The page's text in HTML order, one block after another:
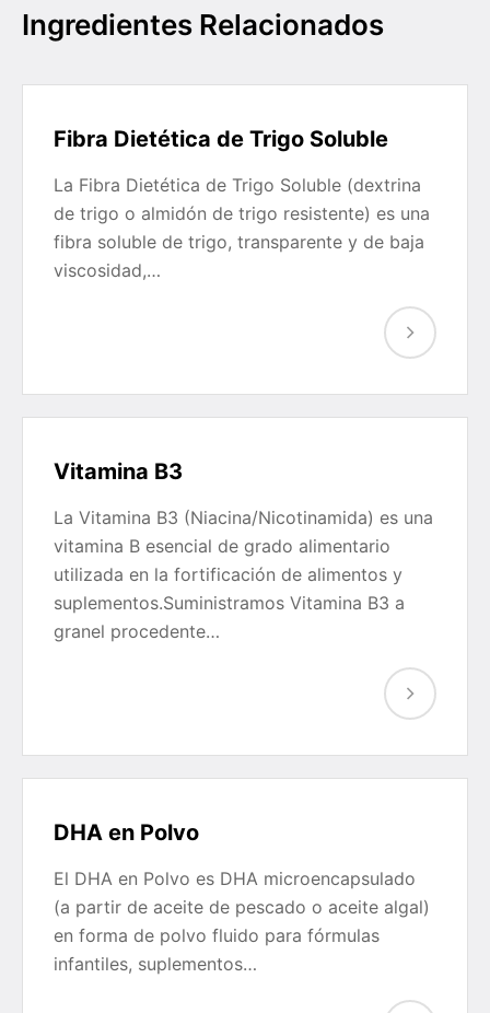
Ingredientes Relacionados
Fibra Dietética de Trigo Soluble
La Fibra Dietética de Trigo Soluble (dextrina
de trigo o almidón de trigo resistente) es una
fibra soluble de trigo, transparente y de baja
viscosidad,…
Vitamina B3
La Vitamina B3 (Niacina/Nicotinamida) es una
vitamina B esencial de grado alimentario
utilizada en la fortificación de alimentos y
suplementos.Suministramos Vitamina B3 a
granel procedente…
DHA en Polvo
El DHA en Polvo es DHA microencapsulado
(a partir de aceite de pescado o aceite algal)
en forma de polvo fluido para fórmulas
infantiles, suplementos…